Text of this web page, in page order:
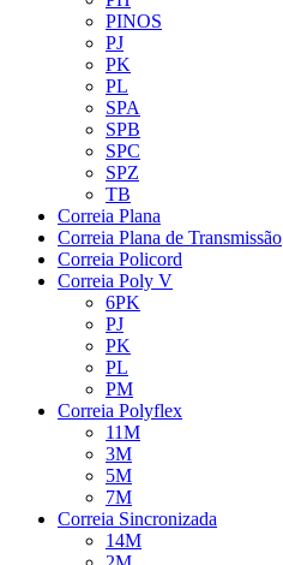
PINOS
PJ
PK
PL
SPA
SPB
SPC
SPZ
TB
Correia Plana
Correia Plana de Transmissão
Correia Policord
Correia Poly V
6PK
PJ
PK
PL
PM
Correia Polyflex
11M
3M
5M
7M
Correia Sincronizada
14M